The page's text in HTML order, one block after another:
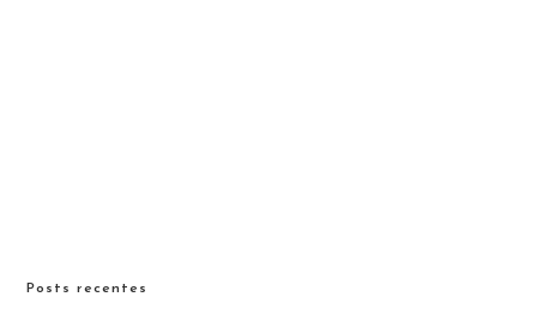
Posts recentes